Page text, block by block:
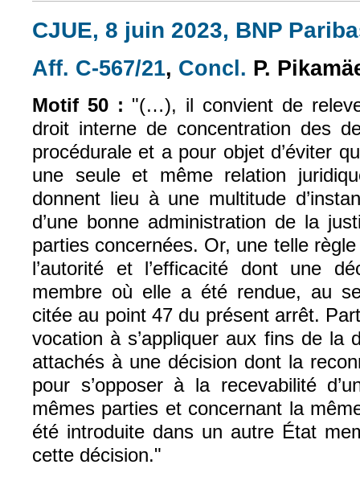
CJUE, 8 juin 2023, BNP
Aff. C-567/21 (le lien est externe)
, Concl. (le lien est
P.
Motif 50 : "(…), il convient de
droit interne de concentration des
procédurale et a pour objet d’éviter
une seule et même relation
donnent lieu à une multitude
d’une bonne administration de la
parties concernées. Or, une telle
l’autorité et l’efficacité dont une
membre où elle a été rendue, au
citée au point 47 du présent arrêt.
vocation à s’appliquer aux fins de la
attachés à une décision dont la
pour s’opposer à la recevabilité
mêmes parties et concernant la
été introduite dans un autre État
cette décision."